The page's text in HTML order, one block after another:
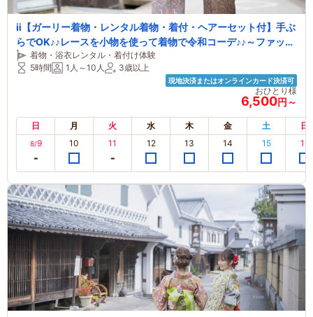
ⅱ【ガーリー着物・レンタル着物・着付・ヘアーセット付】手ぶ
らでOK♪♪レースを小物を使って着物で令和コーデ♪♪～ファッシ
ョン着物で巡る町さんぽ～
着物・浴衣レンタル・着付け体験
5時間
1人～10人 3歳以上
現地決済またはオンラインカード決済可
おひとり様
6,500円～
日 月 火 水 木 金 土 日
8/9 10 11 12 13 14 15 16